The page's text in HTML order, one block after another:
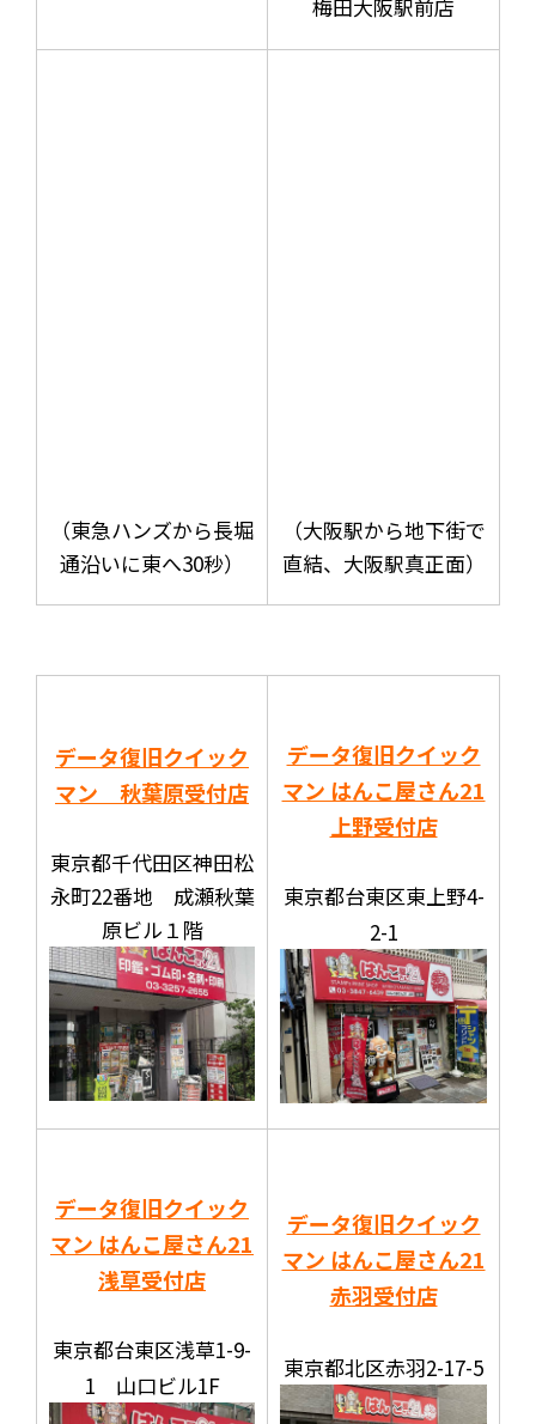
梅田大阪駅前店
（東急ハンズから長堀
通沿いに東へ30秒）
（大阪駅から地下街で
直結、大阪駅真正面）
データ復旧クイック
マン 秋葉原受付店
東京都千代田区神田松
永町22番地 成瀬秋葉
原ビル１階
データ復旧クイック
マン はんこ屋さん21
上野受付店
東京都台東区東上野4-
2-1
データ復旧クイック
マン はんこ屋さん21
浅草受付店
東京都台東区浅草1-9-
1 山口ビル1F
データ復旧クイック
マン はんこ屋さん21
赤羽受付店
東京都北区赤羽2-17-5